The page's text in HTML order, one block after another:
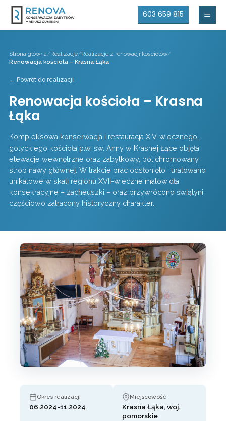
603 659 815
Strona główna/Realizacje/Realizacje z renowacji kościołów/
Renowacja kościoła – Krasna Łąka
← Powrót do realizacji
Renowacja kościoła – Krasna
Łąka
Kompleksowa konserwacja i restauracja XIV-wiecznego,
gotyckiego kościoła p.w. św. Anny w Krasnej Łące objęła
elewacje wewnętrzne oraz zabytkowy, polichromowany
strop nawy głównej. W trakcie prac odsłonięto i uratowano
unikatowe w skali regionu XVII-wieczne malowidła
konsekracyjne – zacheuszki – oraz przywrócono świątyni
częściowo zatracony historyczny charakter.
Okres realizacji
06.2024-11.2024
Miejscowość
Krasna Łąka, woj.
pomorskie